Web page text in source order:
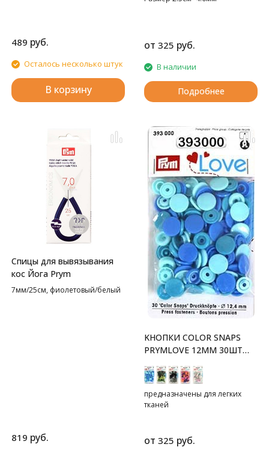
489 руб.
Осталось несколько штук
В корзину
от 325 руб.
В наличии
Подробнее
Спицы для вывязывания
кос Йога Prym
7мм/25см, фиолетовый/белый
819 руб.
KНОПКИ COLOR SNAPS
PRYMLOVE 12ММ 30ШТ
предназначены для легких
тканей
от 325 руб.